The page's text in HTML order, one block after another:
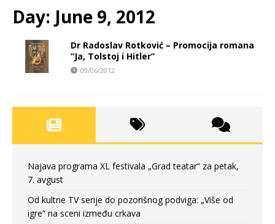
Day: June 9, 2012
Dr Radoslav Rotković – Promocija romana
“Ja, Tolstoj i Hitler”
09/06/2012
Najava programa XL festivala „Grad teatar“ za petak,
7. avgust
Od kultne TV serije do pozorišnog podviga: „Više od
igre” na sceni između crkava